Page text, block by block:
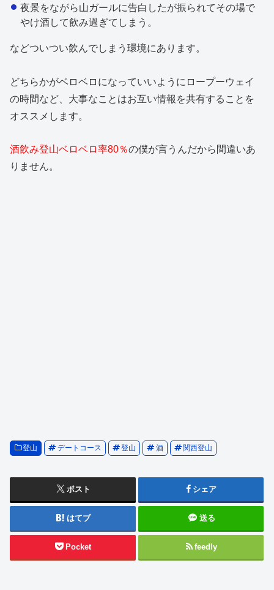
夜景をながら山ガールに告白したが振られてその場で
やけ酒して飲み過ぎてしまう。
などついつい飲んでしまう環境にあります。
どちらかがベロベロになっていいようにロープーウェイ
の時間など、大事なことはお互い情報を共有することを
オススメします。
酒飲み登山ベロベロ率80％の僕が言うんだから間違いあ
りません。
登山 デートコース 登山 酒 関西登山
ポスト シェア
はてブ 送る
Pocket feedly